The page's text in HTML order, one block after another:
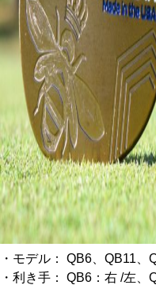
・モデル： QB6、QB11、
・利き手： QB6：右 /左